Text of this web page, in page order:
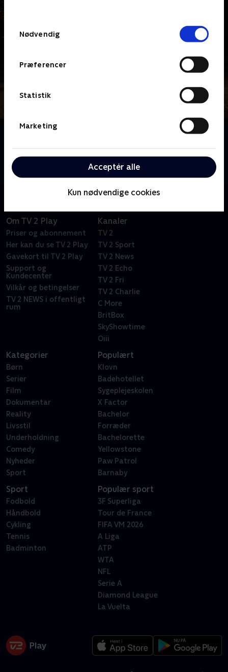
Nødvendig
Præferencer
Statistik
Marketing
Acceptér alle
Kun nødvendige cookies
Om Success
bundet uigenkendeligt sammen af en voldelig
hændelse.
Om TV 2 Play
Priser og abonnement
Her kan du se TV 2 Play
Gavekort til TV 2 Play
Support og
Kundecenter
Vilkår og betingelser
TV 2 NEWS i offentligt
rum
Kanaler
TV 2
TV 2 Sport
TV 2 News
TV 2 Echo
TV 2 Fri
TV 2 Charlie
C More
BritBox
SkyShowtime
Oiii
Kategorier
Børn
Serier
Film
Dokumentar
Reality
Livsstil
Underholdning
Comedy
Nyheder
Sport
Populært
Klovn
Badehotellet
Sygeplejeskolen
X Factor
Bachelor
Forræder
Bachelorette
Yellowstone
Paw Patrol
Barnaby
Sport
Fodbold
Håndbold
Cykling
Tennis
Badminton
Populær sport
3F Superliga
Tour de France
FIFA VM 2026
A Liga
ATP
WTA
NFL
Serie A
Diamond League
La Vuelta